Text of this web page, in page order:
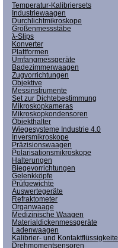
Temperatur-Kalibriersets
Industriewaagen
Durchlichtmikroskope
Größenmessstäbe
λ-Slips
Konverter
Plattformen
Umfangmessgeräte
Badezimmerwaagen
Zugvorrichtungen
Objektive
Messinstrumente
Set zur Dichtebestimmung
Mikroskopkameras
Mikroskopkondensoren
Objekthalter
Wiegesysteme Industrie 4.0
Inversmikroskope
Präzisionswaagen
Polarisationsmikroskope
Halterungen
Biegevorrichtungen
Gelenkköpfe
Prüfgewichte
Auswertegeräte
Refraktometer
Organwaage
Medizinische Waagen
Materialdickenmessgeräte
Ladenwaagen
Kalibrier- und
Drehmomentsensoren